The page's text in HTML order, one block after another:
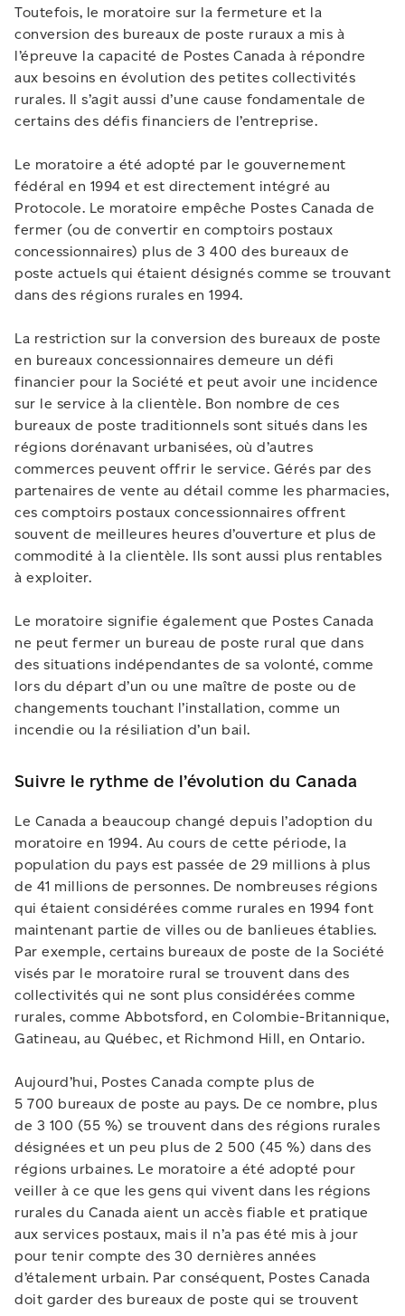
Toutefois, le moratoire sur la fermeture et la
conversion des bureaux de poste ruraux a mis à
l’épreuve la capacité de Postes Canada à répondre
aux besoins en évolution des petites collectivités
rurales. Il s’agit aussi d’une cause fondamentale de
certains des défis financiers de l’entreprise.
Le moratoire a été adopté par le gouvernement
fédéral en 1994 et est directement intégré au
Protocole. Le moratoire empêche Postes Canada de
fermer (ou de convertir en comptoirs postaux
concessionnaires) plus de 3 400 des bureaux de
poste actuels qui étaient désignés comme se trouvant
dans des régions rurales en 1994.
La restriction sur la conversion des bureaux de poste
en bureaux concessionnaires demeure un défi
financier pour la Société et peut avoir une incidence
sur le service à la clientèle. Bon nombre de ces
bureaux de poste traditionnels sont situés dans les
régions dorénavant urbanisées, où d’autres
commerces peuvent offrir le service. Gérés par des
partenaires de vente au détail comme les pharmacies,
ces comptoirs postaux concessionnaires offrent
souvent de meilleures heures d’ouverture et plus de
commodité à la clientèle. Ils sont aussi plus rentables
à exploiter.
Le moratoire signifie également que Postes Canada
ne peut fermer un bureau de poste rural que dans
des situations indépendantes de sa volonté, comme
lors du départ d’un ou une maître de poste ou de
changements touchant l’installation, comme un
incendie ou la résiliation d’un bail.
Suivre le rythme de l’évolution du Canada
Le Canada a beaucoup changé depuis l’adoption du
moratoire en 1994. Au cours de cette période, la
population du pays est passée de 29 millions à plus
de 41 millions de personnes. De nombreuses régions
qui étaient considérées comme rurales en 1994 font
maintenant partie de villes ou de banlieues établies.
Par exemple, certains bureaux de poste de la Société
visés par le moratoire rural se trouvent dans des
collectivités qui ne sont plus considérées comme
rurales, comme Abbotsford, en Colombie-Britannique,
Gatineau, au Québec, et Richmond Hill, en Ontario.
Aujourd’hui, Postes Canada compte plus de
5 700 bureaux de poste au pays. De ce nombre, plus
de 3 100 (55 %) se trouvent dans des régions rurales
désignées et un peu plus de 2 500 (45 %) dans des
régions urbaines. Le moratoire a été adopté pour
veiller à ce que les gens qui vivent dans les régions
rurales du Canada aient un accès fiable et pratique
aux services postaux, mais il n’a pas été mis à jour
pour tenir compte des 30 dernières années
d’étalement urbain. Par conséquent, Postes Canada
doit garder des bureaux de poste qui se trouvent